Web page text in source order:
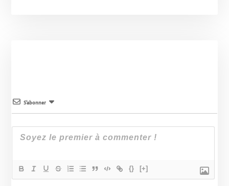
S’abonner
{} [+]